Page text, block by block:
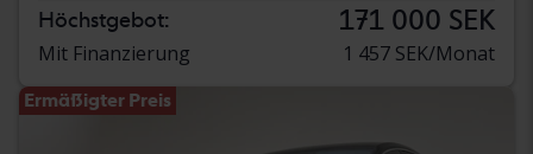
Höchstgebot: 171 000 SEK
Mit Finanzierung 1 457 SEK/Monat
Ermäßigter Preis